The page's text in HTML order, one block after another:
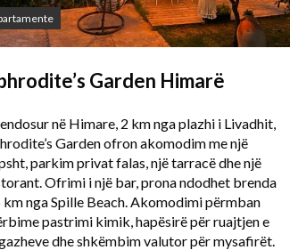
Bamatat”
Garden Himarë
në Himare, 2 km nga plazhi i Livadhit,
Garden ofron akomodim me një
parkim privat falas, një tarracë dhe një
Ofrimi i një bar, prona ndodhet brenda
km nga Spille Beach. Akomodimi përmban
pastrimi kimik, hapësirë ​​për ruajtjen e
dhe shkëmbim valutor për mysafirët.